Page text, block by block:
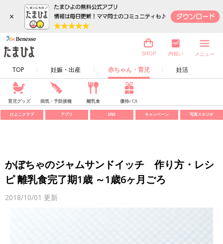
×
TOP 妊娠・出産 赤ちゃん・育児 妊活
SHOP 内祝い メニュー
育児グッズ 病気・予防接種 離乳食 優待パス
ひよこクラブ アプリ SNS キャンペーン 写真スタジオ
かぼちゃのジャムサンドイッチ 作り方・レシ
ピ 離乳食完了期1歳 ～1歳6ヶ月ごろ
2018/10/01 更新